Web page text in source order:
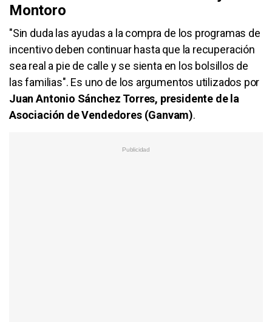
Montoro
"Sin duda las ayudas a la compra de los programas de
incentivo deben continuar hasta que la recuperación
sea real a pie de calle y se sienta en los bolsillos de
las familias". Es uno de los argumentos utilizados por
Juan Antonio Sánchez Torres, presidente de la
Asociación de Vendedores (Ganvam).